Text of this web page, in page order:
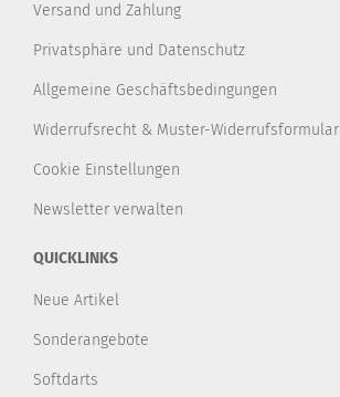
Versand und Zahlung
Privatsphäre und Datenschutz
Allgemeine Geschäftsbedingungen
Widerrufsrecht & Muster-Widerrufsformular
Cookie Einstellungen
Newsletter verwalten
QUICKLINKS
Neue Artikel
Sonderangebote
Softdarts